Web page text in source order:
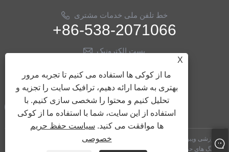
خط تلفن ملی خدمات مشتری
+86-538-2071066
پست الکترونیک
ما را دنبال کنید
شیلنگ های حفاری روغن ، شیلنگ های هیدرولیک ، لوازم جانبی حفاری نفت - کلیه حقوق
X
ما از کوکی ها استفاده می کنیم تا تجربه مرور
بهتری به شما ارائه دهیم، ترافیک سایت را تجزیه و
تحلیل کنیم و محتوا را شخصی سازی کنیم. با
استفاده از این سایت، شما با استفاده ما از کوکی
ها موافقت می کنید. سیاست حفظ حریم
خصوصی